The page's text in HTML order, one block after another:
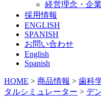
経営理念・企
採用情報
ENGLISH
SPANISH
お問い合わせ
English
Spanish
HOME > 商品情報 > 歯科
タルシミュレーター > デ